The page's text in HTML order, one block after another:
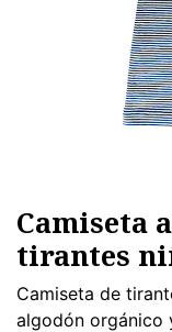
Camiseta
tirantes
Camiseta de
algodón orgánico